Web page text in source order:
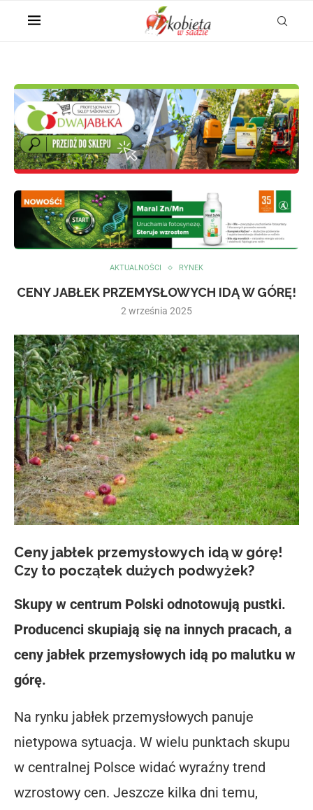
AKTUALNOŚCI RYNEK
CENY JABŁEK PRZEMYSŁOWYCH IDĄ W GÓRĘ!
2 września 2025
Ceny jabłek przemysłowych idą w górę!
Czy to początek dużych podwyżek?
Skupy w centrum Polski odnotowują pustki.
Producenci skupiają się na innych pracach, a
ceny jabłek przemysłowych idą po malutku w
górę.
Na rynku jabłek przemysłowych panuje
nietypowa sytuacja. W wielu punktach skupu
w centralnej Polsce widać wyraźny trend
wzrostowy cen. Jeszcze kilka dni temu,